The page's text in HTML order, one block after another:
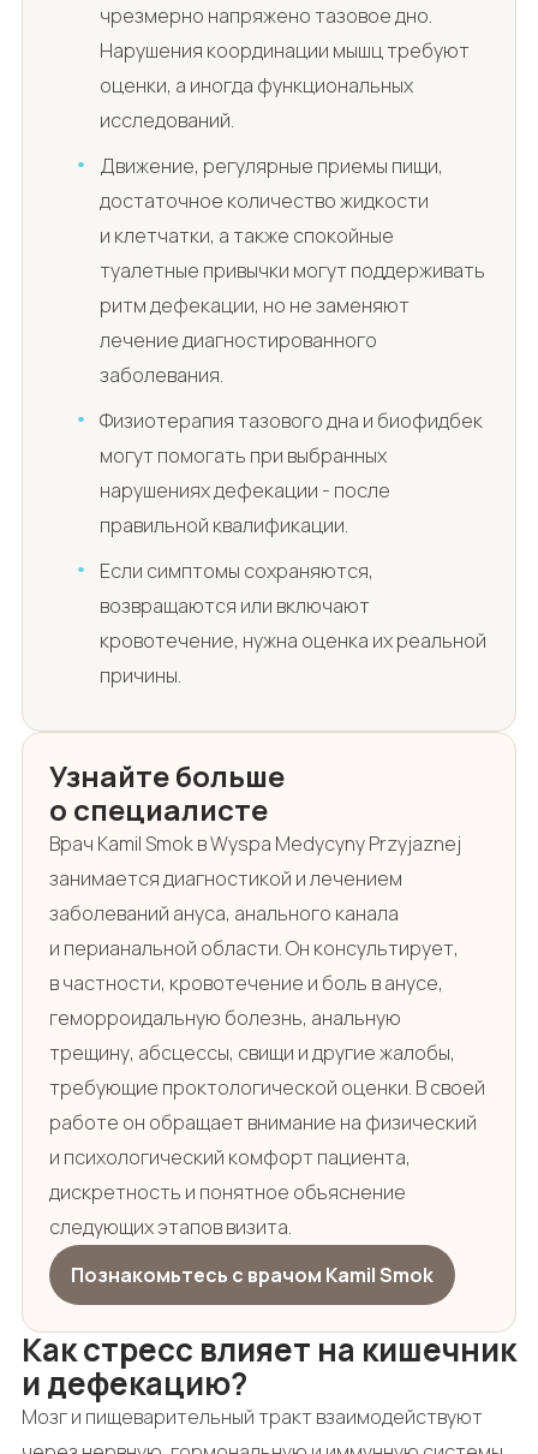
чрезмерно напряжено тазовое дно.
Нарушения координации мышц требуют
оценки, а иногда функциональных
исследований.
Движение, регулярные приемы пищи,
достаточное количество жидкости
и клетчатки, а также спокойные
туалетные привычки могут поддерживать
ритм дефекации, но не заменяют
лечение диагностированного
заболевания.
Физиотерапия тазового дна и биофидбек
могут помогать при выбранных
нарушениях дефекации - после
правильной квалификации.
Если симптомы сохраняются,
возвращаются или включают
кровотечение, нужна оценка их реальной
причины.
Узнайте больше
о специалисте
Врач Kamil Smok в Wyspa Medycyny Przyjaznej
занимается диагностикой и лечением
заболеваний ануса, анального канала
и перианальной области. Он консультирует,
в частности, кровотечение и боль в анусе,
геморроидальную болезнь, анальную
трещину, абсцессы, свищи и другие жалобы,
требующие проктологической оценки. В своей
работе он обращает внимание на физический
и психологический комфорт пациента,
дискретность и понятное объяснение
следующих этапов визита.
Познакомьтесь с врачом Kamil Smok
Как стресс влияет на кишечник
и дефекацию?
Мозг и пищеварительный тракт взаимодействуют